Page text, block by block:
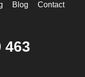
Blog Contact
463